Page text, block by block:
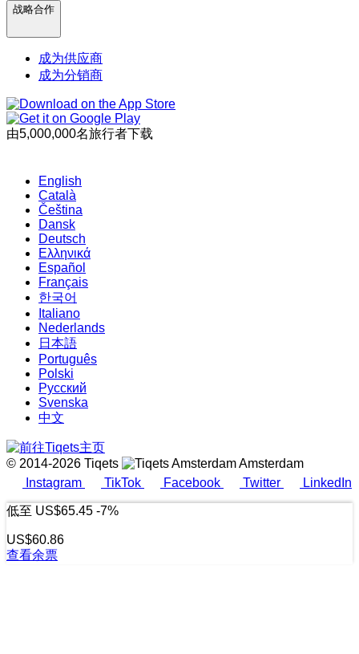
战略合作
成为供应商
成为分销商
由5,000,000名旅行者下载
English
Català
Čeština
Dansk
Deutsch
Ελληνικά
Español
Français
한국어
Italiano
Nederlands
日本語
Português
Polski
Русский
Svenska
中文
© 2014-2026 Tiqets
Amsterdam
Instagram
TikTok Facebook Twitter LinkedIn
低至 US$65.45 -7%
US$60.86
查看余票